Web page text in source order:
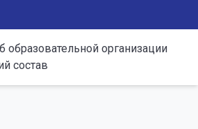
образовательной организации
состав